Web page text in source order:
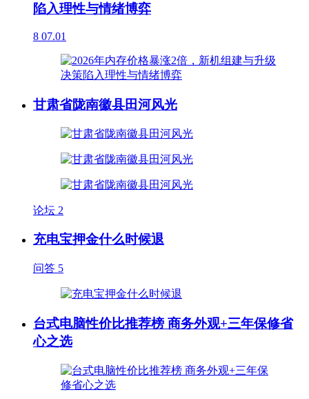
陷入理性与情绪博弈
8 07.01
甘肃省陇南徽县田河风光
论坛 2
充电宝押金什么时候退
问答 5
台式电脑性价比推荐榜 商务外观+三年保修省
心之选